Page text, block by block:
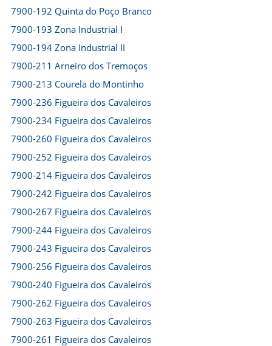
7900-192 Quinta do Poço Branco
7900-193 Zona Industrial I
7900-194 Zona Industrial II
7900-211 Arneiro dos Tremoços
7900-213 Courela do Montinho
7900-236 Figueira dos Cavaleiros
7900-234 Figueira dos Cavaleiros
7900-260 Figueira dos Cavaleiros
7900-252 Figueira dos Cavaleiros
7900-214 Figueira dos Cavaleiros
7900-242 Figueira dos Cavaleiros
7900-267 Figueira dos Cavaleiros
7900-244 Figueira dos Cavaleiros
7900-243 Figueira dos Cavaleiros
7900-256 Figueira dos Cavaleiros
7900-240 Figueira dos Cavaleiros
7900-262 Figueira dos Cavaleiros
7900-263 Figueira dos Cavaleiros
7900-261 Figueira dos Cavaleiros